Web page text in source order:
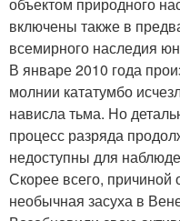
включены также в
всемирного наследия
В январе 2010 года
молнии кататумбо
нависла тьма. Но
процесс разряда
недоступны для
Скорее всего, причиной
необычная засуха в